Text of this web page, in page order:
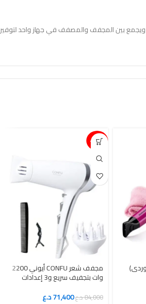
يدعم 220V بتردد 50-60Hz ويجمع بين المجفف والمصفف في جهاز واحد لتوفير
15%-
مجفف شعر CONFU أيوني 2200
وات بتجفيف سريع و3 إعدادات
84,000د.ع71,400د.ع